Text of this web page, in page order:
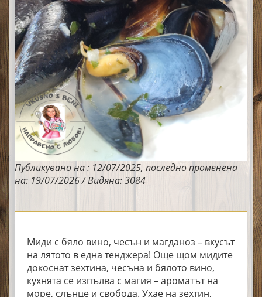
Публикувано на : 12/07/2025, последно променена
на: 19/07/2026 / Видяна: 3084
Миди с бяло вино, чесън и магданоз – вкусът
на лятото в една тенджера! Още щом мидите
докоснат зехтина, чесъна и бялото вино,
кухнята се изпълва с магия – ароматът на
море, слънце и свобода. Ухае на зехтин,